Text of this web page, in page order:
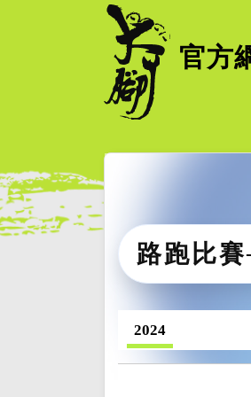
官方
路跑比
2024